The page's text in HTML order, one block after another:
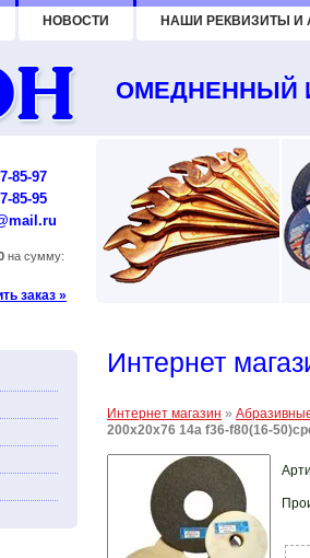
ОМЕДНЕННЫЙ
НОВОСТИ НАШИ РЕКВИЗИТЫ И
85-97
85-95
на сумму:
заказ »
Интернет
Интернет магазин »
200х20х76 14а f36-f80(16-